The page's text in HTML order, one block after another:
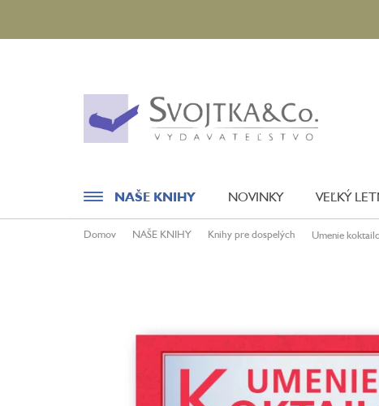
obsah
NAŠE KNIHY NOVINKY VEĽKÝ
Domov NAŠE KNIHY Knihy pre dospelých Umenie